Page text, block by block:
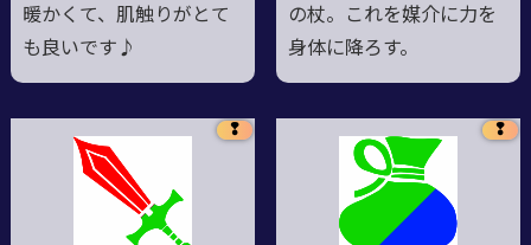
暖かくて、肌触りがとて
も良いです♪
の杖。これを媒介に力を
身体に降ろす。
❢ ❢